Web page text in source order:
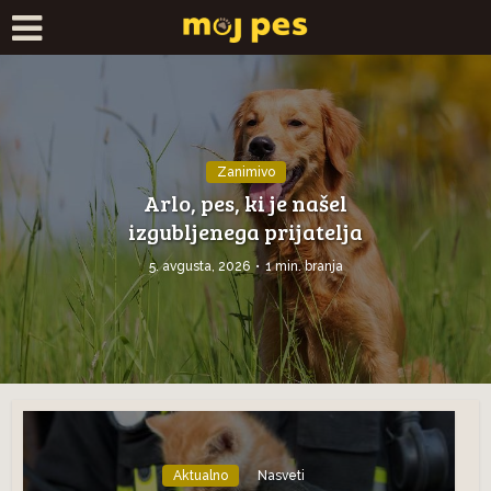
Zanimivo
Arlo, pes, ki je našel
izgubljenega prijatelja
5. avgusta, 2026 1 min. branja
Aktualno Nasveti